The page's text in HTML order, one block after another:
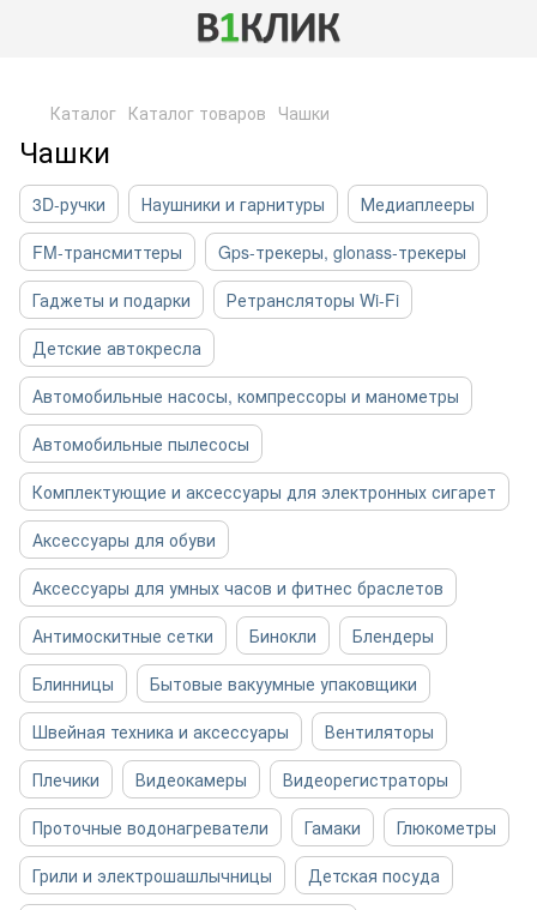
Каталог Каталог товаров Чашки
Чашки
3D-ручки Наушники и гарнитуры
Медиаплееры
FM-трансмиттеры
Gps-трекеры, glonass-трекеры
Гаджеты и подарки
Ретрансляторы Wi-Fi
Детские автокресла
Автомобильные насосы, компрессоры и манометры
Автомобильные пылесосы
Комплектующие и аксессуары для электронных сигарет
Аксессуары для обуви
Аксессуары для умных часов и фитнес браслетов
Антимоскитные сетки
Бинокли
Блендеры
Блинницы
Бытовые вакуумные упаковщики
Швейная техника и аксессуары
Вентиляторы
Плечики
Видеокамеры
Видеорегистраторы
Проточные водонагреватели
Гамаки
Глюкометры
Грили и электрошашлычницы
Детская посуда